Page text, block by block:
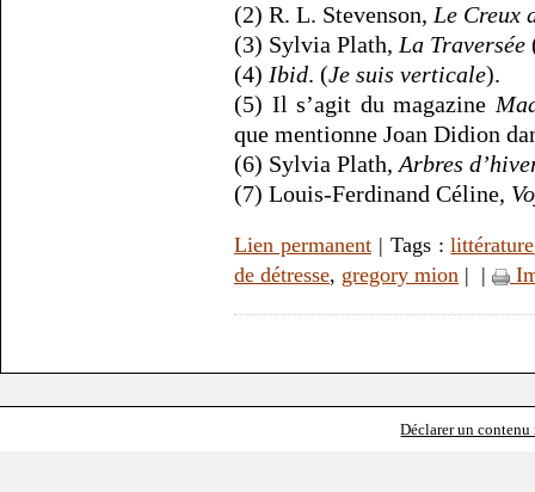
(2) R. L. Stevenson, Le Creux
(3) Sylvia Plath, La Traversée
(4) Ibid. (Je suis verticale).
(5) Il s’agit du magazine
que mentionne Joan Didion
(6) Sylvia Plath, Arbres
(7) Louis-Ferdinand Céline,
Lien permanent| Tags :littérature
de détresse, gregory mion | |
Déclarer un